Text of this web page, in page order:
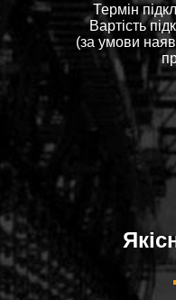
Термін
Вартiсть
(за умови